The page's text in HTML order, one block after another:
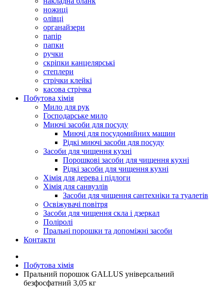
ножиці
олівці
органайзери
папір
папки
ручки
скріпки канцелярські
степлери
стрічки клейкі
касова стрічка
Побутова хімія
Мило для рук
Господарське мило
Миючі засоби для посуду
Миючі для посудомийних машин
Рідкі миючі засоби для посуду
Засоби для чищення кухні
Порошкові засоби для чищення кухні
Рідкі засоби для чищення кухні
Хімія для дерева і підлоги
Хімія для санвузлів
Засоби для чищення сантехніки та туалетів
Освіжувачі повітря
Засоби для чищення скла і дзеркал
Поліролі
Пральні порошки та допоміжні засоби
Контакти
Побутова хімія
Пральний порошок GALLUS універсальний
безфосфатний 3,05 кг